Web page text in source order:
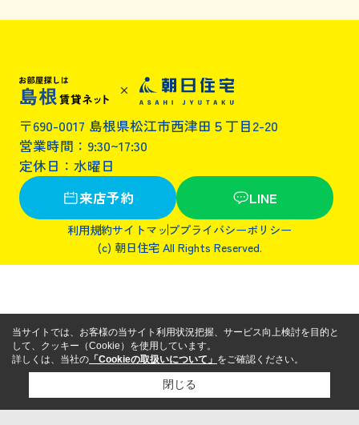
〒690-0017 島根県松江市西津田５丁目2-20
営業時間：9:30~17:30
定休日：水曜日
来店予約
LINE
利用規約サイトマッププライバシーポリシー
(c) 朝日住宅 All Rights Reserved.
当サイトでは、お客様の当サイト利用状況把握、サービス向上検討を目的と
して、クッキー（Cookie）を使用しています。
詳しくは、当社の 「Cookieの取扱いについて」 をご確認ください。
閉じる